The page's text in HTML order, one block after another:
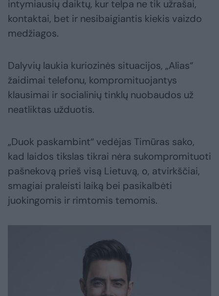
intymiausių daiktų, kur telpa ne tik užrašai,
kontaktai, bet ir nesibaigiantis kiekis vaizdo
medžiagos.
Dalyvių laukia kuriozinės situacijos, „Alias“
žaidimai telefonu, kompromituojantys
klausimai ir socialinių tinklų nuobaudos už
neatliktas užduotis.
„Duok paskambint“ vedėjas Timūras sako,
kad laidos tikslas tikrai nėra sukompromituoti
pašnekovą prieš visą Lietuvą, o, atvirkščiai,
smagiai praleisti laiką bei pasikalbėti
juokingomis ir rimtomis temomis.